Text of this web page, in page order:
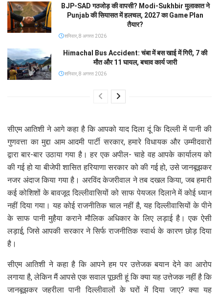
BJP-SAD गठजोड़ की वापसी? Modi-Sukhbir मुलाकात ने
Punjab की सियासत में हलचल, 2027 का Game Plan
तैयार?
शनिवार, 8 अगस्त 2026
Himachal Bus Accident: चंबा में बस खाई में गिरी, 7 की
मौत और 11 घायल, बचाव कार्य जारी
शनिवार, 8 अगस्त 2026
सीएम आतिशी ने आगे कहा है कि आपको याद दिला दूं कि दिल्ली में पानी की
गुणवत्ता का मुद्दा आम आदमी पार्टी सरकार, हमारे विधायक और उम्मीदवारों
द्वारा बार-बार उठाया गया है। हर एक अपील- चाहे वह आपके कार्यालय को
की गई हो या बीजेपी शासित हरियाणा सरकार को की गई हो, उसे जानबूझकर
नजर अंदाज किया गया है। अरविंद केजरीवाल ने तब दखल किया, जब हमारी
कई कोशिशों के बावजूद दिल्लीवासियों को साफ पेयजल दिलाने में कोई ध्यान
नहीं दिया गया। यह कोई राजनीतिक चाल नहीं है, यह दिल्लीवासियों के पीने
के साफ पानी मुहैया कराने मौलिक अधिकार के लिए लड़ाई है। एक ऐसी
लड़ाई, जिसे आपकी सरकार ने सिर्फ राजनीतिक स्वार्थ के कारण छोड़ दिया
है।
सीएम आतिशी ने कहा है कि आपने हम पर उत्तेजक बयान देने का आरोप
लगाया है, लेकिन मैं आपसे एक सवाल पूछती हूं कि क्या यह उत्तेजक नहीं है कि
जानबूझकर जहरीला पानी दिल्लीवालों के घरों में दिया जाए? क्या यह